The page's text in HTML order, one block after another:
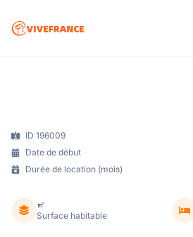
ID 196009
Date de début
Durée de location (mois)
㎡
Surface habitable